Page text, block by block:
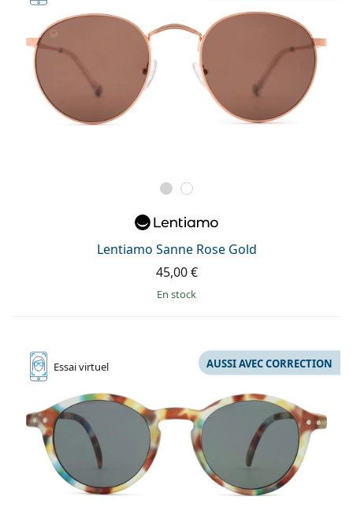
Lentiamo Sanne Rose Gold
45,00 €
en stock
Essaivirtuel AUSSI AVEC CORRECTION